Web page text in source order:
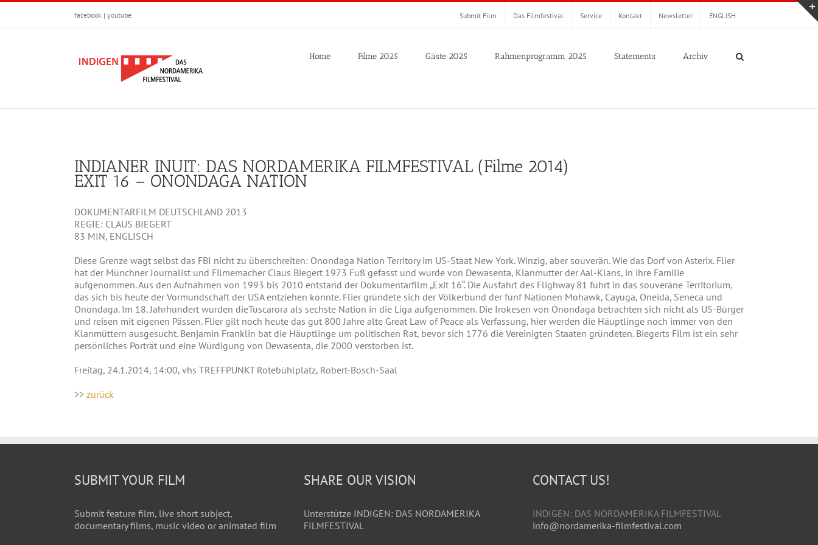
Zum
springen
facebook | youtube Submit Film Das Filmfestival Service Kontakt Newsletter ENGLISH
Home Filme 2025 Gäste 2025 Rahmenprogramm 2025 Statements Archiv
INDIANER INUIT: DAS NORDAMERIKA FILMFESTIVAL (Filme 2014)
EXIT 16 – ONONDAGA NATION
DOKUMENTARFILM DEUTSCHLAND 2013
REGIE: CLAUS BIEGERT
83 MIN, ENGLISCH
Diese Grenze wagt selbst das FBI nicht zu überschreiten: Onondaga Nation Territory im US-Staat New York. Winzig, aber souverän. Wie das Dorf von Asterix. Flier
hat der Münchner Journalist und Filmemacher Claus Biegert 1973 Fuß gefasst und wurde von Dewasenta, Klanmutter der Aal-Klans, in ihre Familie
aufgenommen. Aus den Aufnahmen von 1993 bis 2010 entstand der Dokumentarfilm „Exit 16“. Die Ausfahrt des Flighway 81 führt in das souveräne Territorium,
das sich bis heute der Vormundschaft der USA entziehen konnte. Flier gründete sich der Völkerbund der fünf Nationen Mohawk, Cayuga, Oneida, Seneca und
Onondaga. Im 18. Jahrhundert wurden dieTuscarora als sechste Nation in die Liga aufgenommen. Die Irokesen von Onondaga betrachten sich nicht als US-Bürger
und reisen mit eigenen Pässen. Flier gilt noch heute das gut 800 Jahre alte Great Law of Peace als Verfassung, hier werden die Häuptlinge noch immer von den
Klanmüttern ausgesucht. Benjamin Franklin bat die Häuptlinge um politischen Rat, bevor sich 1776 die Vereinigten Staaten gründeten. Biegerts Film ist ein sehr
persönliches Porträt und eine Würdigung von Dewasenta, die 2000 verstorben ist.
Freitag, 24.1.2014, 14:00, vhs TREFFPUNKT Rotebühlplatz, Robert-Bosch-Saal
>> zurück
SUBMIT YOUR FILM
Submit feature film, live short subject,
documentary films, music video or animated film
SHARE OUR VISION
Unterstütze INDIGEN: DAS NORDAMERIKA
FILMFESTIVAL
CONTACT US!
INDIGEN: DAS NORDAMERIKA FILMFESTIVAL
info@nordamerika-filmfestival.com